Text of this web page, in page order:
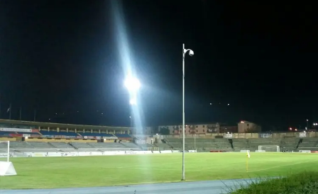
Streaming
LAC TV
LAC NETWORK